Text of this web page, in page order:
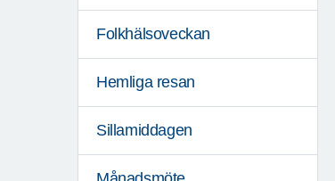
Folkhälsoveckan
Hemliga resan
Sillamiddagen